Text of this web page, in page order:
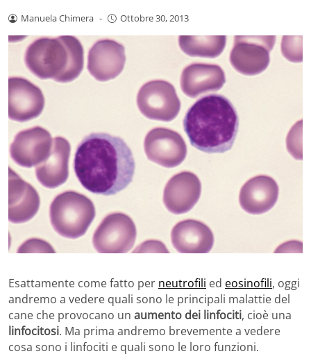
Manuela Chimera - Ottobre 30, 2013
Esattamente come fatto per neutrofili ed eosinofili, oggi
andremo a vedere quali sono le principali malattie del
cane che provocano un aumento dei linfociti, cioè una
linfocitosi. Ma prima andremo brevemente a vedere
cosa sono i linfociti e quali sono le loro funzioni.